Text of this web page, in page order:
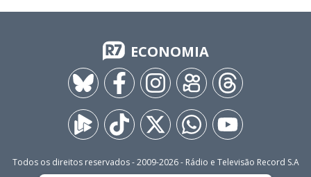
ECONOMIA
Todos os direitos reservados - 2009-2026- Rádio e Televisão Record S.A